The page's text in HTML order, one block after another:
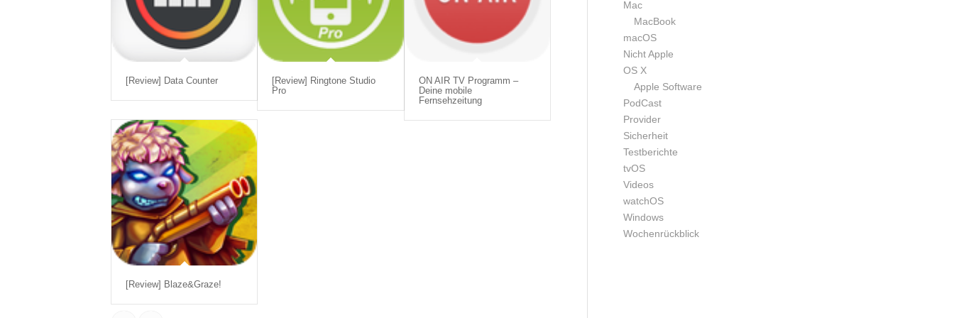
[Review] Data Counter
[Review] Ringtone Studio
Pro
ON AIR TV Programm –
Deine mobile
Fernsehzeitung
[Review] Blaze&Graze!
Mac
MacBook
macOS
Nicht Apple
OS X
Apple Software
PodCast
Provider
Sicherheit
Testberichte
tvOS
Videos
watchOS
Windows
Wochenrückblick